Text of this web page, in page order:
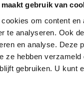
gebruik van
om content
te analyseren. Ook
en analyse. Deze
ze hebben
gebruiken. U kunt